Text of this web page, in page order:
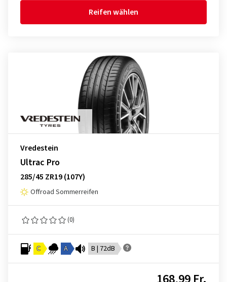
Reifen wählen
Vredestein
Ultrac Pro
285/45 ZR19 (107Y)
Offroad Sommerreifen
(0)
C A B | 72dB